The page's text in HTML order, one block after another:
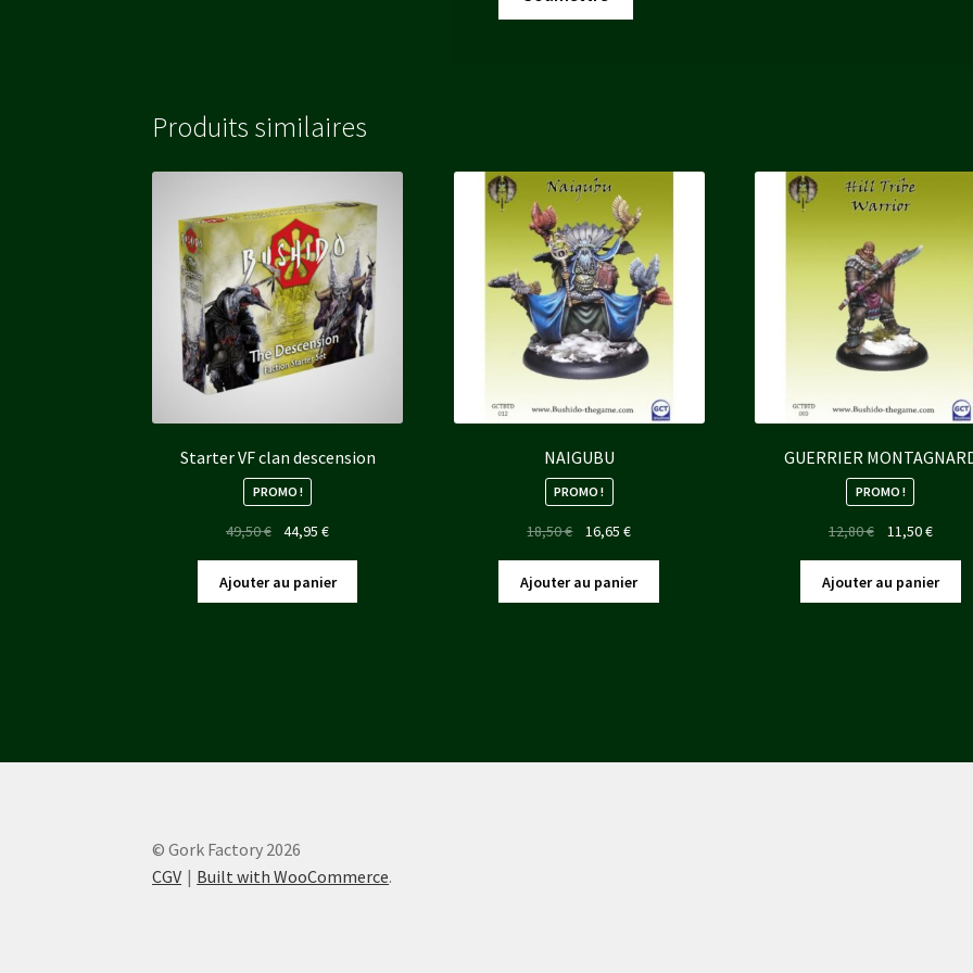
Produits similaires
Starter VF clan descension
PROMO !
49,50€
Le
initial
était :
44,95€Le
actuel
est :
Ajouter au panier
NAIGUBU
PROMO !
18,50€
Le
initial
était :
16,65 €Le
actuel
est :
Ajouter au panier
GUERRIER
PROMO !
12,80€
Le
initial
était :
11,50€Le
actuel
est :
Ajouter au panier
© Gork Factory 2026
CGV
Built with WooCommerce.